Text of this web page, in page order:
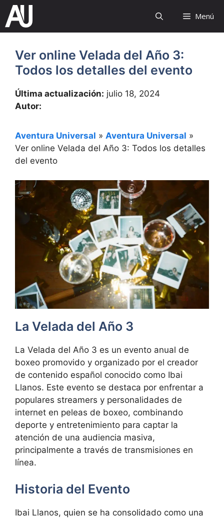
Saltar
contenido
Menú
Ver online Velada del Año 3:
Todos los detalles del evento
Última actualización: julio 18, 2024
Autor:
Aventura Universal » Aventura Universal »
Ver online Velada del Año 3: Todos los detalles
del evento
La Velada del Año 3
La Velada del Año 3 es un evento anual de
boxeo promovido y organizado por el creador
de contenido español conocido como Ibai
Llanos. Este evento se destaca por enfrentar a
populares streamers y personalidades de
internet en peleas de boxeo, combinando
deporte y entretenimiento para captar la
atención de una audiencia masiva,
principalmente a través de transmisiones en
línea.
Historia del Evento
Ibai Llanos, quien se ha consolidado como una